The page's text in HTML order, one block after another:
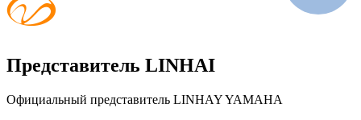
Представитель LINHAI
Официальный представитель LINHAY YAMAHA